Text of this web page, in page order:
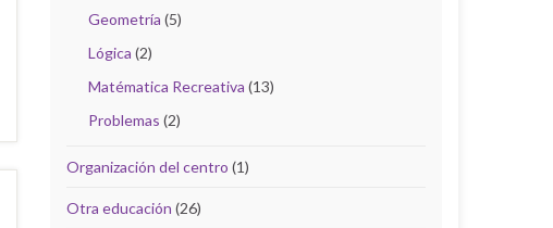
Geometría (5)
Lógica (2)
Matématica Recreativa (13)
Problemas (2)
Organización del centro (1)
Otra educación (26)